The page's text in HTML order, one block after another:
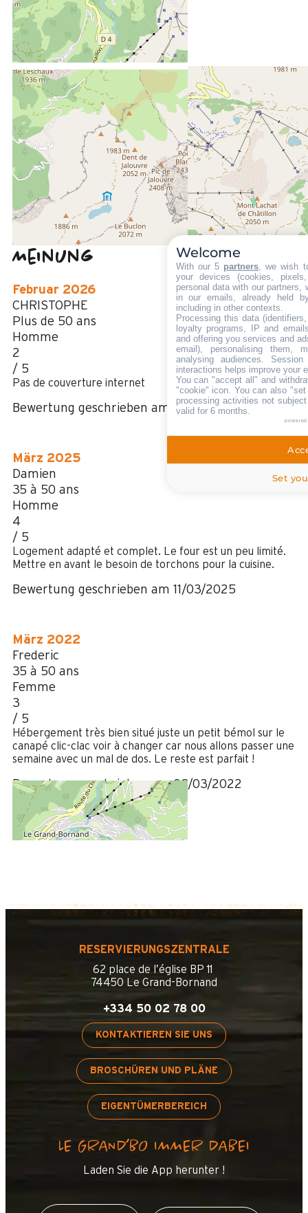
ENTFERNT :
200 m
Des Zentrums von Grand-Bornand Chinaillon
100 m
vom Freizeitpark aus
20 m
Des Stoppens Schiffchen im Sommer
Meinung
3
/ 5
(3 Meinung
Februar 2026
CHRISTOPHE
Plus de 50 ans
Homme
2
/ 5
Pas de couverture internet
Bewertung geschrieben am 03/03/2026
März 2025
Damien
35 à 50 ans
Homme
4
/ 5
Logement adapté et complet. Le four est un peu limité.
Mettre en avant le besoin de torchons pour la cuisine.
Bewertung geschrieben am 11/03/2025
März 2022
Frederic
35 à 50 ans
Femme
3
/ 5
Hébergement très bien situé juste un petit bémol sur le
canapé clic-clac voir à changer car nous allons passer une
semaine avec un mal de dos. Le reste est parfait !
Bewertung geschrieben am 08/03/2022
RESERVIERUNGSZENTRALE
62 place de l’église BP 11
74450 Le Grand-Bornand
+334 50 02 78 00
KONTAKTIEREN SIE UNS
BROSCHÜREN UND PLÄNE
EIGENTÜMERBEREICH
LE GRAND’BO IMMER DABEI
Laden Sie die App herunter !
Welcome
With our 5 partners , we wish
your devices (cookies,
personal data with our partners,
in our emails, already held
including in other contexts.
Processing this data
loyalty programs, IP and
and offering you services and
email), personalising them,
analysing audiences.
interactions helps improve your
You can "accept all" and
"cookie" icon . You can also
processing activities not
valid for 6 months.
Set